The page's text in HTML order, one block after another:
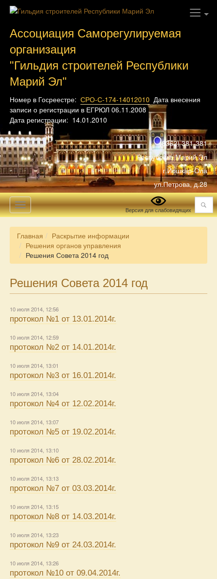
Ассоциация Саморегулируемая
организация
"Гильдия строителей Республики
Марий Эл"
Номер в Госреестре: СРО-С-174-14012010 Дата внесения
записи о регистрации в ЕГРЮЛ 06.11.2008
Дата регистрации: 14.01.2010
(8362) 381-381
Республика Марий Эл
г.Йошкар-Ола
ул.Петрова, д.28
Toggle
navigation
Версия для слабовидящих Поиск
Главная
Раскрытие информации
Решения органов управления
Решения Совета 2014 год
Решения Совета 2014 год
10 июля 2014, 12:56
протокол №1 от 13.01.2014г.
10 июля 2014, 12:59
протокол №2 от 14.01.2014г.
10 июля 2014, 13:01
протокол №3 от 16.01.2014г.
10 июля 2014, 13:04
протокол №4 от 12.02.2014г.
10 июля 2014, 13:07
протокол №5 от 19.02.2014г.
10 июля 2014, 13:10
протокол №6 от 28.02.2014г.
10 июля 2014, 13:13
протокол №7 от 03.03.2014г.
10 июля 2014, 13:15
протокол №8 от 14.03.2014г.
10 июля 2014, 13:23
протокол №9 от 24.03.2014г.
10 июля 2014, 13:26
протокол №10 от 09.04.2014г.